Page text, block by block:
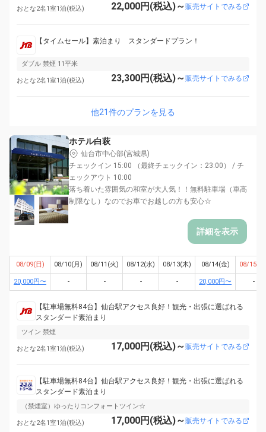
おとな2名1室1泊(税込) 22,000円(税込)～販売サイトでみる
【タイムセール】素泊まり スタンダードプラン！
ダブル 禁煙 11平米
おとな2名1室1泊(税込) 23,300円(税込)～販売サイトでみる
他21件のプランを見る
ホテル白萩
仙台市中心部(宮城県)
チェックイン 15:00 （最終チェックイン：23:00） / チ
ェックアウト 10:00
落ち着いた雰囲気の和室が大人気！！無料駐車場（車高
制限なし）なのでお車でお越しの方も安心☆
詳細を表示
08/09(日) 08/10(月) 08/11(火) 08/12(水) 08/13(木) 08/14(金) 08/15(
20,000円〜 - - - - 20,000円〜 -
【駐車場無料84台】仙台駅アクセス良好！観光・出張に選ばれる
スタンダード素泊まり
ツイン 禁煙
おとな2名1室1泊(税込) 17,000円(税込)～販売サイトでみる
【駐車場無料84台】仙台駅アクセス良好！観光・出張に選ばれる
スタンダード素泊まり
（禁煙室）ゆったりコンフォートツイン☆
おとな2名1室1泊(税込) 17,000円(税込)～販売サイトでみる